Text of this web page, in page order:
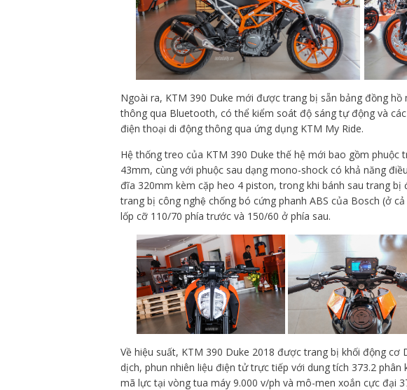
Ngoài ra, KTM 390 Duke mới được trang bị sẵn bảng đồng
thông qua Bluetooth, có thể kiểm soát độ sáng tự động và
điện thoại di động thông qua ứng dụng KTM My Ride.
Hệ thống treo của KTM 390 Duke thế hệ mới bao gồm phuộc
43mm, cùng với phuộc sau dạng mono-shock có khả năng
đĩa 320mm kèm cặp heo 4 piston, trong khi bánh sau trang
trang bị công nghệ chống bó cứng phanh ABS của Bosch (ở
lốp cỡ 110/70 phía trước và 150/60 ở phía sau.
Về hiệu suất, KTM 390 Duke 2018 được trang bị khối động cơ
dịch, phun nhiên liệu điện tử trực tiếp với dung tích 373.2
mã lực tại vòng tua máy 9.000 v/ph và mô-men xoắn cực đại